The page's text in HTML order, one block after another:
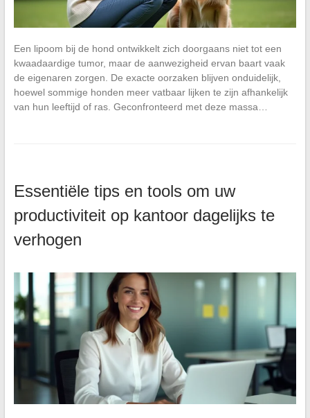
Een lipoom bij de hond ontwikkelt zich doorgaans niet tot een
kwaadaardige tumor, maar de aanwezigheid ervan baart vaak
de eigenaren zorgen. De exacte oorzaken blijven onduidelijk,
hoewel sommige honden meer vatbaar lijken te zijn afhankelijk
van hun leeftijd of ras. Geconfronteerd met deze massa…
Essentiële tips en tools om uw
productiviteit op kantoor dagelijks te
verhogen